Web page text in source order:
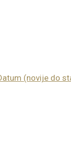
(novije do